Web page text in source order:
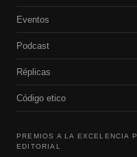
Eventos
Podcast
Réplicas
Código etico
PREMIOS A LA EXCELENCIA
EDITORIAL